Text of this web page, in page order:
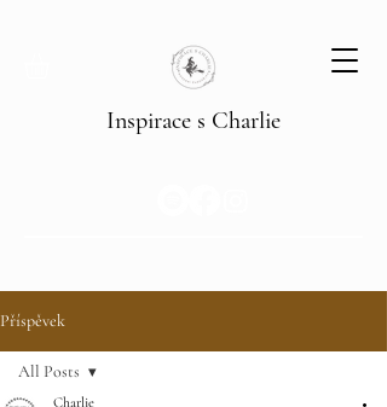
Inspirace s Charlie
Příspěvek
All Posts
Charlie